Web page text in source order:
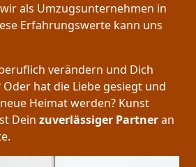
als Umzugsunternehmen in
Erfahrungswerte kann uns
verändern und Dich
Oder hat die Liebe gesiegt und
Heimat werden? Kunst
Dein zuverlässiger Partneran